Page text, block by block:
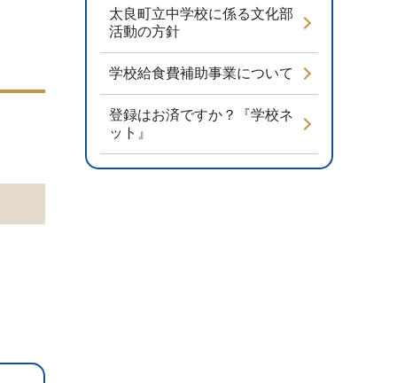
太良町立中学校に係る文化部
活動の方針
学校給食費補助事業について
登録はお済ですか？『学校ネ
ット』